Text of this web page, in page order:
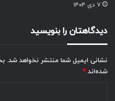
۷ دی ۱۴۰۴
دیدگاهتان را بنویسید
نشانی ایمیل شما منتشر نخواهد شد.
شده‌اند *